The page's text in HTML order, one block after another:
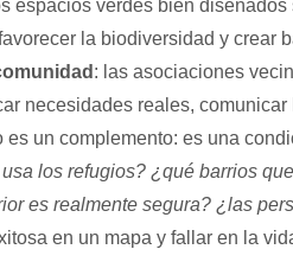
espacios verdes bien
la biodiversidad y crear
: las asociaciones
necesidades reales,
es un complemento: es una
los refugios? ¿qué barrios
es realmente segura? ¿las
en un mapa y fallar en la